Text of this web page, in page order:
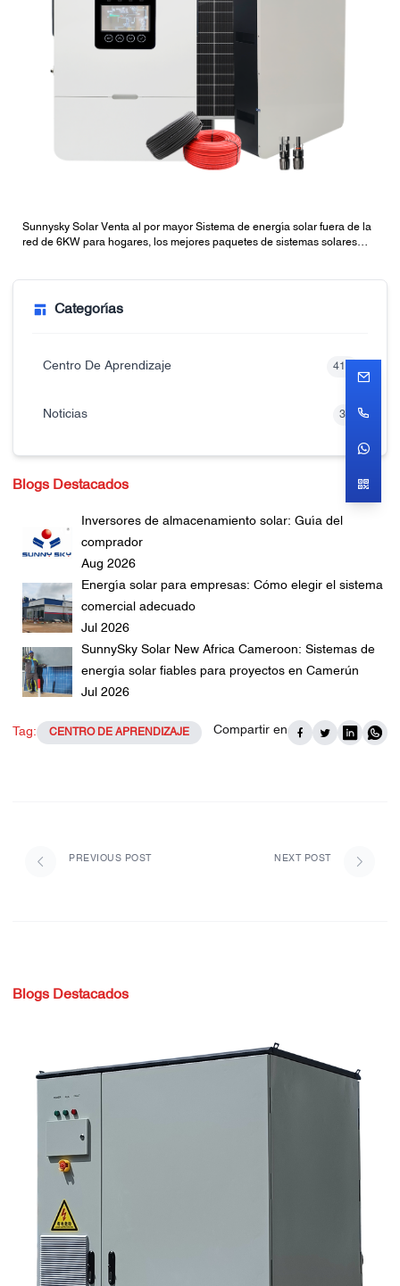
Sunnysky Solar Venta al por mayor Sistema de energía solar fuera de la
red de 6KW para hogares, los mejores paquetes de sistemas solares
Categorías
Centro De Aprendizaje 416
Noticias 32
Blogs Destacados
Inversores de almacenamiento solar: Guía del
comprador
Aug 2026
Energía solar para empresas: Cómo elegir el sistema
comercial adecuado
Jul 2026
SunnySky Solar New Africa Cameroon: Sistemas de
energía solar fiables para proyectos en Camerún
Jul 2026
Tag: CENTRO DE APRENDIZAJE Compartir en
PREVIOUS POST NEXT POST
Blogs Destacados